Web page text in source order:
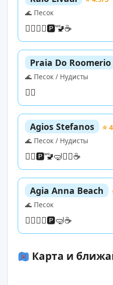
🌊 Песок
🏊‍♀️🏄‍♀️🅿️🚾☕
Praia Do Roomerio
🌊 Песок / Нудисты
🏊‍♀️
Agios Stefanos
⭐
🌊 Песок / Нудисты
🏊‍♀️🅿️🚾🤿🏄‍♀️☕
Agia Anna Beach
🌊 Песок
🏊‍♀️🏄‍♀️🅿️🤿☕
Карта и